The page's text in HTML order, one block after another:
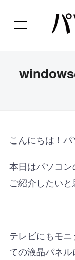
こんにちは！パ
本日はパソコ
ご紹介したいと
テレビにもモ
ての液晶パネ